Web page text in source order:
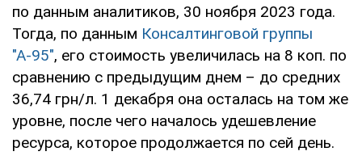
по данным аналитиков, 30 ноября 2023 года.
Тогда, по данным Консалтинговой группы
"А-95", его стоимость увеличилась на 8 коп. по
сравнению с предыдущим днем – до средних
36,74 грн/л. 1 декабря она осталась на том же
уровне, после чего началось удешевление
ресурса, которое продолжается по сей день.